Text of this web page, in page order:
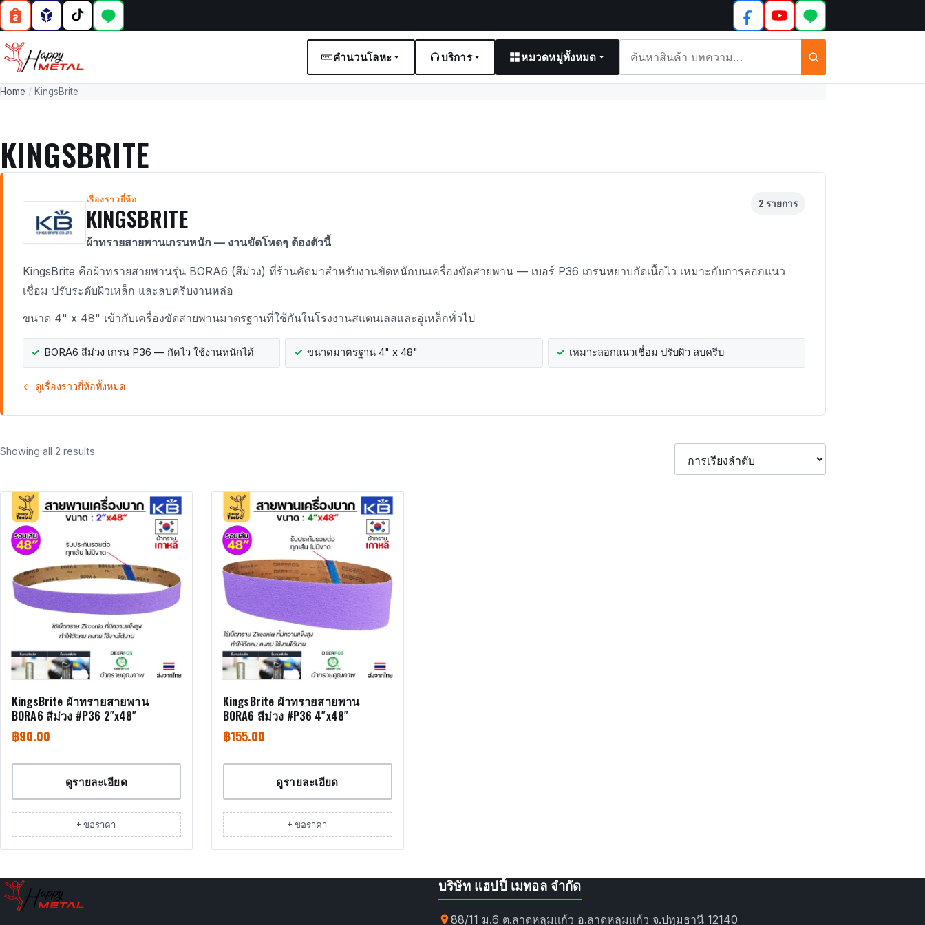
คำนวนโลหะ บริการ หมวดหมู่ทั้งหมด
และ
บทความ
Home / KingsBrite
KINGSBRITE
เรื่องราวยี่ห้อ
KINGSBRITE
ผ้าทรายสายพานเกรนหนัก — งานขัดโหดๆ ต้องตัวนี้
2 รายการ
KingsBrite คือผ้าทรายสายพานรุ่น BORA6 (สีม่วง) ที่ร้านคัดมาสำหรับงานขัดหนักบนเครื่องขัดสายพาน — เบอร์ P36 เกรนหยาบกัดเนื้อไว เหมาะกับการลอกแนว
เชื่อม ปรับระดับผิวเหล็ก และลบครีบงานหล่อ
ขนาด 4" x 48" เข้ากับเครื่องขัดสายพานมาตรฐานที่ใช้กันในโรงงานสแตนเลสและอู่เหล็กทั่วไป
BORA6 สีม่วง เกรน P36 — กัดไว ใช้งานหนักได้ ขนาดมาตรฐาน 4" x 48" เหมาะลอกแนวเชื่อม ปรับผิว ลบครีบ
← ดูเรื่องราวยี่ห้อทั้งหมด
Showing all 2 results
KingsBrite ผ้าทรายสายพาน
BORA6 สีม่วง #P36 2″x48″
฿90.00
ดูรายละเอียด
+ ขอราคา
KingsBrite ผ้าทรายสายพาน
BORA6 สีม่วง #P36 4″x48″
฿155.00
ดูรายละเอียด
+ ขอราคา
บริษัท แฮปปี้ เมทอล จำกัด
88/11 ม.6 ต.ลาดหลุมแก้ว อ.ลาดหลุมแก้ว จ.ปทุมธานี 12140